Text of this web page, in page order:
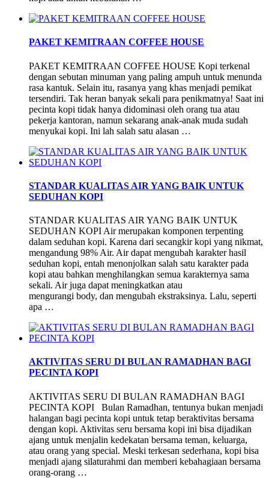
PAKET KEMITRAAN COFFEE HOUSE
PAKET KEMITRAAN COFFEE HOUSE Kopi terkenal
dengan sebutan minuman yang paling ampuh untuk menunda
rasa kantuk. Selain itu, rasanya yang khas menjadi pemikat
tersendiri. Tak heran banyak sekali para penikmatnya! Saat ini
pecinta kopi tidak hanya didominasi oleh orang tua atau
pekerja kantoran, namun sekarang anak-anak muda sudah
menyukai kopi. Ini lah salah satu alasan …
STANDAR KUALITAS AIR YANG BAIK UNTUK
SEDUHAN KOPI
STANDAR KUALITAS AIR YANG BAIK UNTUK
SEDUHAN KOPI Air merupakan komponen terpenting
dalam seduhan kopi. Karena dari secangkir kopi yang nikmat,
mengandung 98% Air. Air dapat mengubah karakter hasil
seduhan kopi, entah menonjolkan salah satu karakter pada
kopi atau bahkan menghilangkan semua karakternya sama
sekali. Air juga dapat meningkatkan atau
mengurangi body, dan mengubah ekstraksinya. Lalu, seperti
apa …
AKTIVITAS SERU DI BULAN RAMADHAN BAGI
PECINTA KOPI
AKTIVITAS SERU DI BULAN RAMADHAN BAGI
PECINTA KOPI Bulan Ramadhan, tentunya bukan menjadi
halangan bagi pecinta kopi untuk tetap beraktivitas bersama
dengan kopi. Aktivitas seru bersama kopi ini bisa dijadikan
ajang untuk menjalin kedekatan bersama teman, keluarga,
atau orang yang special. Meski terkesan sederhana, kopi bisa
menjadi ajang silaturahmi dan memberi kebahagiaan bersama
orang-orang …